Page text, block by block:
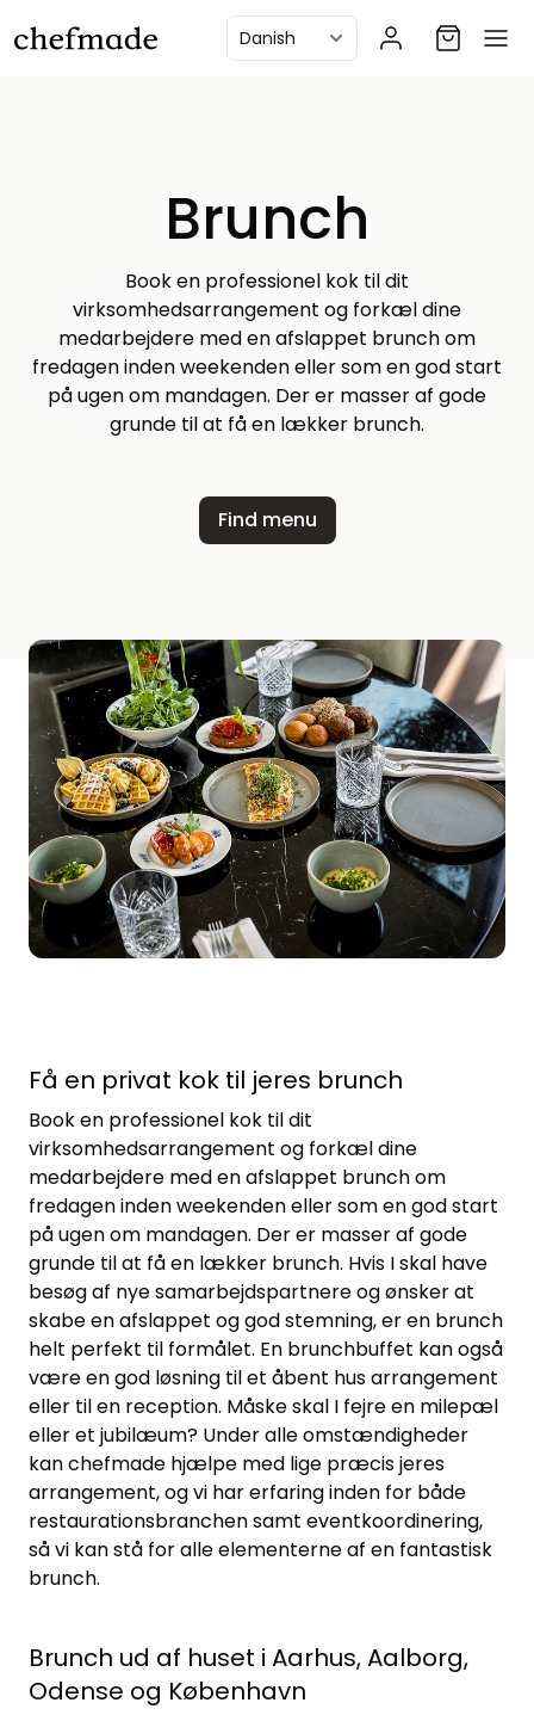
Brunch
Book en professionel kok til dit
virksomhedsarrangement og forkæl dine
medarbejdere med en afslappet brunch om
fredagen inden weekenden eller som en god start
på ugen om mandagen. Der er masser af gode
grunde til at få en lækker brunch.
Find menu
Få en privat kok til jeres brunch
Book en professionel kok til dit
virksomhedsarrangement og forkæl dine
medarbejdere med en afslappet brunch om
fredagen inden weekenden eller som en god start
på ugen om mandagen. Der er masser af gode
grunde til at få en lækker brunch. Hvis I skal have
besøg af nye samarbejdspartnere og ønsker at
skabe en afslappet og god stemning, er en brunch
helt perfekt til formålet. En brunchbuffet kan også
være en god løsning til et åbent hus arrangement
eller til en reception. Måske skal I fejre en milepæl
eller et jubilæum? Under alle omstændigheder
kan chefmade hjælpe med lige præcis jeres
arrangement, og vi har erfaring inden for både
restaurationsbranchen samt eventkoordinering,
så vi kan stå for alle elementerne af en fantastisk
brunch.
Brunch ud af huset i Aarhus, Aalborg,
Odense og København